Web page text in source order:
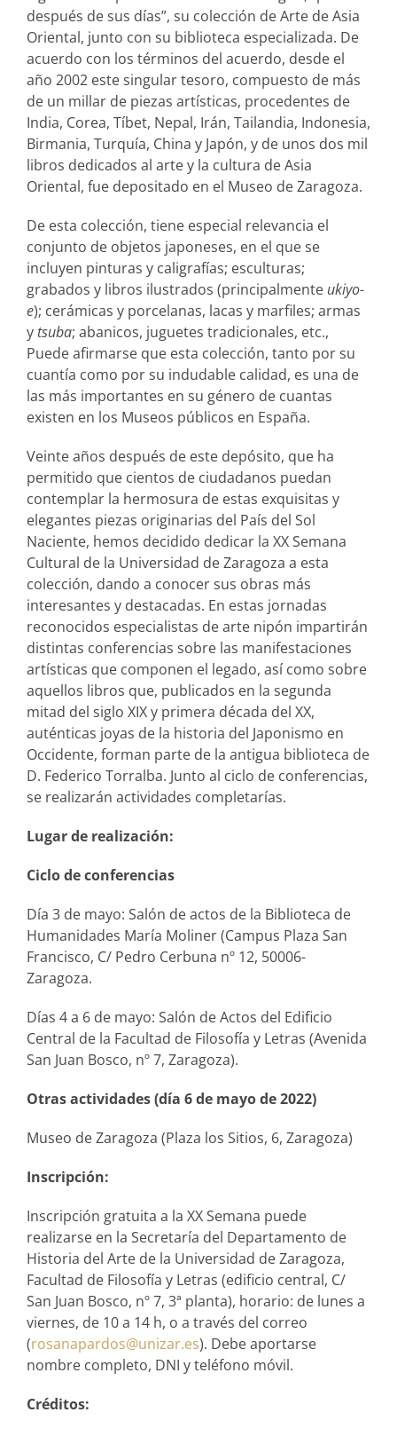
después de sus días”, su colección de Arte de Asia
Oriental, junto con su biblioteca especializada. De
acuerdo con los términos del acuerdo, desde el
año 2002 este singular tesoro, compuesto de más
de un millar de piezas artísticas, procedentes de
India, Corea, Tíbet, Nepal, Irán, Tailandia, Indonesia,
Birmania, Turquía, China y Japón, y de unos dos mil
libros dedicados al arte y la cultura de Asia
Oriental, fue depositado en el Museo de Zaragoza.
De esta colección, tiene especial relevancia el
conjunto de objetos japoneses, en el que se
incluyen pinturas y caligrafías; esculturas;
grabados y libros ilustrados (principalmente ukiyo-
e); cerámicas y porcelanas, lacas y marfiles; armas
y tsuba; abanicos, juguetes tradicionales, etc.,
Puede afirmarse que esta colección, tanto por su
cuantía como por su indudable calidad, es una de
las más importantes en su género de cuantas
existen en los Museos públicos en España.
Veinte años después de este depósito, que ha
permitido que cientos de ciudadanos puedan
contemplar la hermosura de estas exquisitas y
elegantes piezas originarias del País del Sol
Naciente, hemos decidido dedicar la XX Semana
Cultural de la Universidad de Zaragoza a esta
colección, dando a conocer sus obras más
interesantes y destacadas. En estas jornadas
reconocidos especialistas de arte nipón impartirán
distintas conferencias sobre las manifestaciones
artísticas que componen el legado, así como sobre
aquellos libros que, publicados en la segunda
mitad del siglo XIX y primera década del XX,
auténticas joyas de la historia del Japonismo en
Occidente, forman parte de la antigua biblioteca de
D. Federico Torralba. Junto al ciclo de conferencias,
se realizarán actividades completarías.
Lugar de realización:
Ciclo de conferencias
Día 3 de mayo: Salón de actos de la Biblioteca de
Humanidades María Moliner (Campus Plaza San
Francisco, C/ Pedro Cerbuna nº 12, 50006-
Zaragoza.
Días 4 a 6 de mayo: Salón de Actos del Edificio
Central de la Facultad de Filosofía y Letras (Avenida
San Juan Bosco, nº 7, Zaragoza).
Otras actividades (día 6 de mayo de 2022)
Museo de Zaragoza (Plaza los Sitios, 6, Zaragoza)
Inscripción:
Inscripción gratuita a la XX Semana puede
realizarse en la Secretaría del Departamento de
Historia del Arte de la Universidad de Zaragoza,
Facultad de Filosofía y Letras (edificio central, C/
San Juan Bosco, nº 7, 3ª planta), horario: de lunes a
viernes, de 10 a 14 h, o a través del correo
(rosanapardos@unizar.es). Debe aportarse
nombre completo, DNI y teléfono móvil.
Créditos: